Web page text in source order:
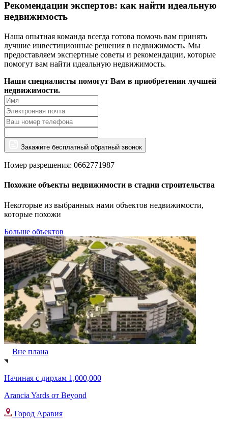
Рекомендации экспертов: как найти идеальную
недвижимость
Наша опытная команда всегда готова помочь вам принять
лучшие инвестиционные решения в недвижимость. Мы
предоставляем экспертные советы и рекомендации, которые
помогут вам найти идеальную недвижимость.
Наши специалисты помогут Вам в приобретении лучшей
недвижимости.
Закажите бесплатный обратный звонок
Номер разрешения: 0662771987
Похожие объекты недвижимости в стадии строительства
Некоторые из выбранных нами объектов недвижимости,
которые похожи
Больше объектов
Вне плана
Начиная с дирхам 1,000,000
Arancia Yards от Beyond
Город Аравия